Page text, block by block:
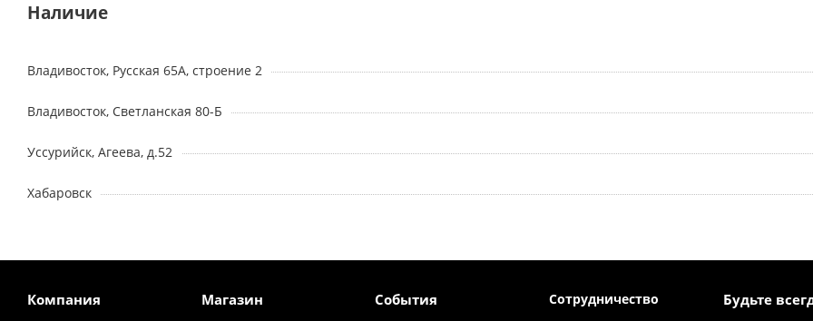
Наличие
Владивосток, Русская 65А, строение 2
Владивосток, Светланская 80-Б
Уссурийск, Агеева, д.52
Хабаровск
Компания Магазин События
Сотрудничество
Будьте